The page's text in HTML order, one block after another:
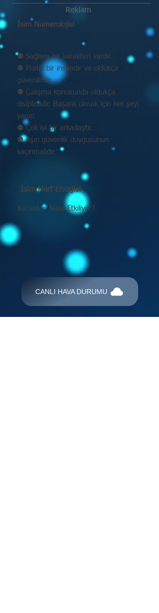
Reklam
İsim Numerolojisi
⚉ Sağlam bir karakteri vardır.
⚉ Pratik bir insandır ve oldukça
güvenilirdir.
⚉ Çalışma konusunda oldukça
disiplinlidir. Başarılı olmak için her şeyi
yapar.
⚉ Çok iyi bir arkadaştır.
⚉ Aşırı güvenlik duygusunun
kaçınmalıdır.'
İsim Harf Enerjisi
Karakteri Nasıl Etkiliyor?
CANLI HAVA DURUMU